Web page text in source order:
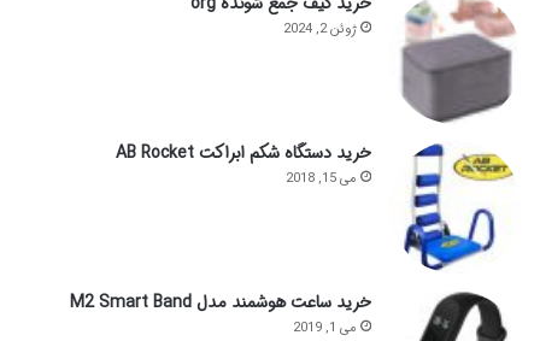
ژوئن 2, 2024
خرید دستگاه شکم ابراکت AB Rocket
می 15, 2018
خرید ساعت هوشمند مدل M2 Smart Band
می 1, 2019